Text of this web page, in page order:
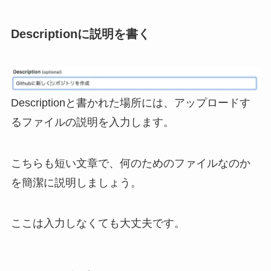
Descriptionに説明を書く
Descriptionと書かれた場所には、アップロードす
るファイルの説明を入力します。
こちらも短い文章で、何のためのファイルなのか
を簡潔に説明しましょう。
ここは入力しなくても大丈夫です。